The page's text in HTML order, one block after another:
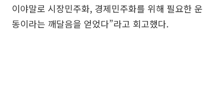
이야말로 시장민주화, 경제민주화를 위해 필요한 운
동이라는 깨달음을 얻었다”라고 회고했다.